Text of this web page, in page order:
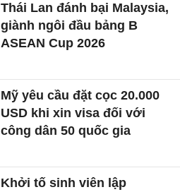
Thái Lan đánh bại Malaysia,
giành ngôi đầu bảng B
ASEAN Cup 2026
Mỹ yêu cầu đặt cọc 20.000
USD khi xin visa đối với
công dân 50 quốc gia
Khởi tố sinh viên lập